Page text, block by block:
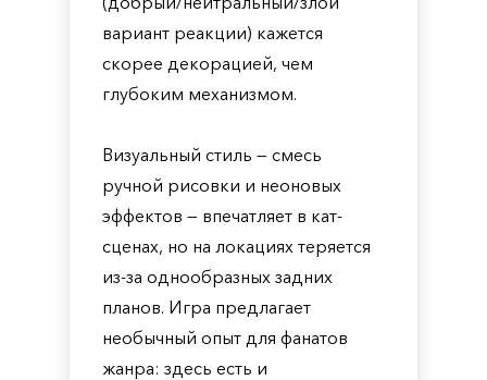
вариант реакции) кажется
скорее декорацией, чем
глубоким механизмом.
Визуальный стиль — смесь
ручной рисовки и неоновых
эффектов — впечатляет в кат-
сценах, но на локациях теряется
из-за однообразных задних
планов. Игра предлагает
необычный опыт для фанатов
жанра: здесь есть и